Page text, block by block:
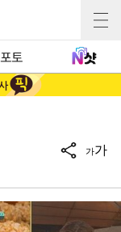
포토
가가